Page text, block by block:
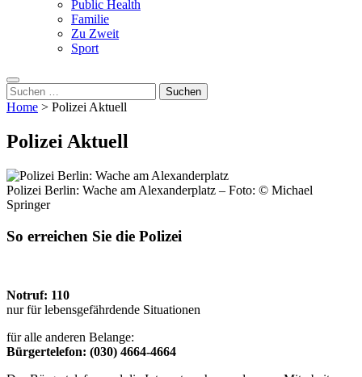
Public Health
Familie
Zu Zweit
Sport
Suche
nach:
Home > Polizei Aktuell
Polizei Aktuell
Polizei Berlin: Wache am Alexanderplatz – Foto: © Michael
Springer
So erreichen Sie die Polizei
Notruf: 110
nur für lebensgefährdende Situationen
für alle anderen Belange:
Bürgertelefon: (030) 4664-4664